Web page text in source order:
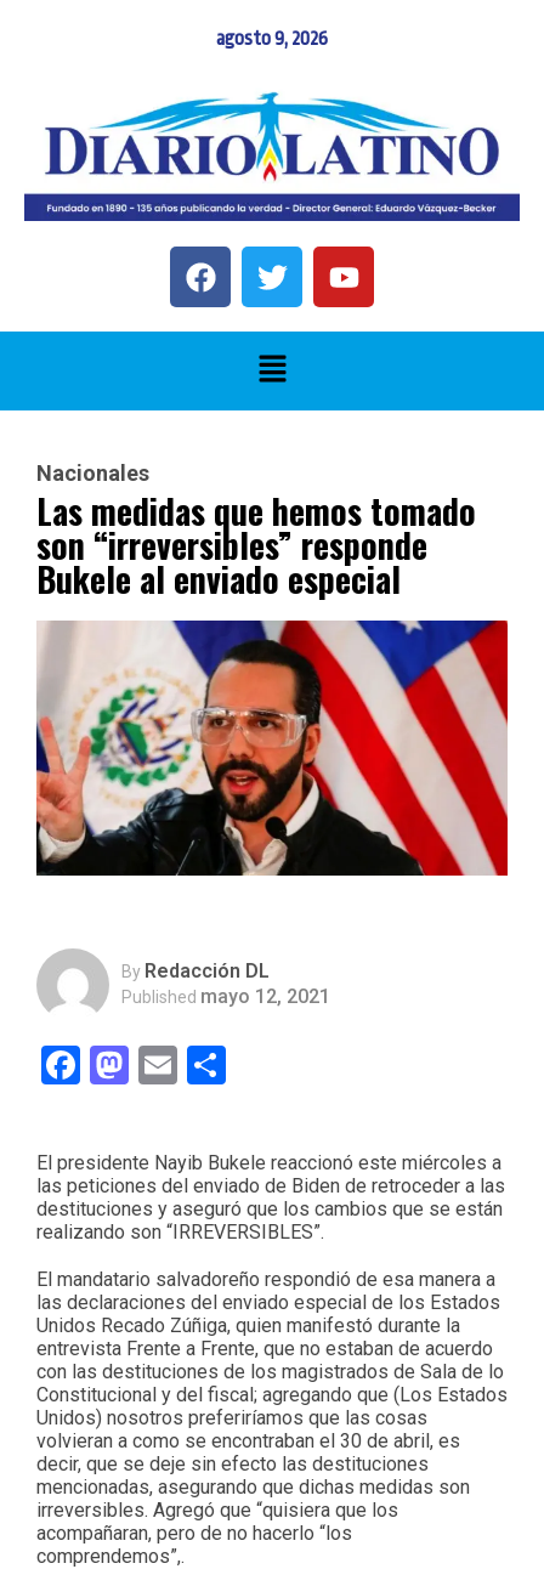
agosto 9, 2026
Nacionales
Las medidas que hemos tomado
son “irreversibles” responde
Bukele al enviado especial
By Redacción DL
Published mayo 12, 2021
Facebook
Mastodon
Email
El presidente Nayib Bukele reaccionó este miércoles a
las peticiones del enviado de Biden de retroceder a las
destituciones y aseguró que los cambios que se están
realizando son “IRREVERSIBLES”.
El mandatario salvadoreño respondió de esa manera a
las declaraciones del enviado especial de los Estados
Unidos Recado Zúñiga, quien manifestó durante la
entrevista Frente a Frente, que no estaban de acuerdo
con las destituciones de los magistrados de Sala de lo
Constitucional y del fiscal; agregando que (Los Estados
Unidos) nosotros preferiríamos que las cosas
volvieran a como se encontraban el 30 de abril, es
decir, que se deje sin efecto las destituciones
mencionadas, asegurando que dichas medidas son
irreversibles. Agregó que “quisiera que los
acompañaran, pero de no hacerlo “los
comprendemos”,.